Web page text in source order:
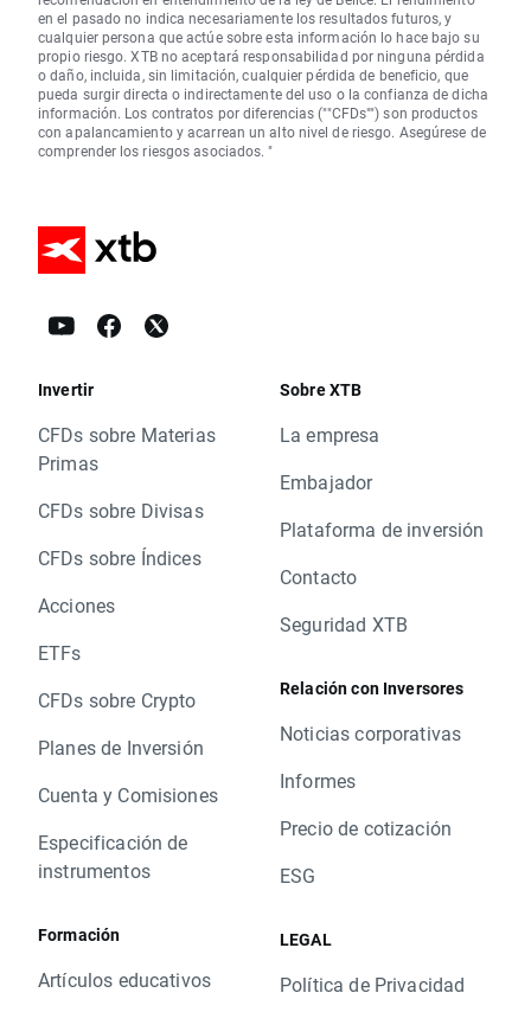
en el pasado no indica necesariamente los resultados futuros, y
cualquier persona que actúe sobre esta información lo hace bajo su
propio riesgo. XTB no aceptará responsabilidad por ninguna pérdida
o daño, incluida, sin limitación, cualquier pérdida de beneficio, que
pueda surgir directa o indirectamente del uso o la confianza de dicha
información. Los contratos por diferencias (""CFDs"") son productos
con apalancamiento y acarrean un alto nivel de riesgo. Asegúrese de
comprender los riesgos asociados. "
Invertir
CFDs sobre Materias
Primas
CFDs sobre Divisas
CFDs sobre Índices
Acciones
ETFs
CFDs sobre Crypto
Planes de Inversión
Cuenta y Comisiones
Especificación de
instrumentos
Formación
Artículos educativos
Sobre XTB
La empresa
Embajador
Plataforma de inversión
Contacto
Seguridad XTB
Relación con Inversores
Noticias corporativas
Informes
Precio de cotización
ESG
LEGAL
Política de Privacidad